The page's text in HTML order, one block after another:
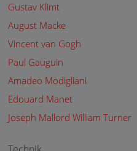
Gustav Klimt
August Macke
Vincent van Gogh
Paul Gauguin
Amadeo Modigliani
Edouard Manet
Joseph Mallord William Turner